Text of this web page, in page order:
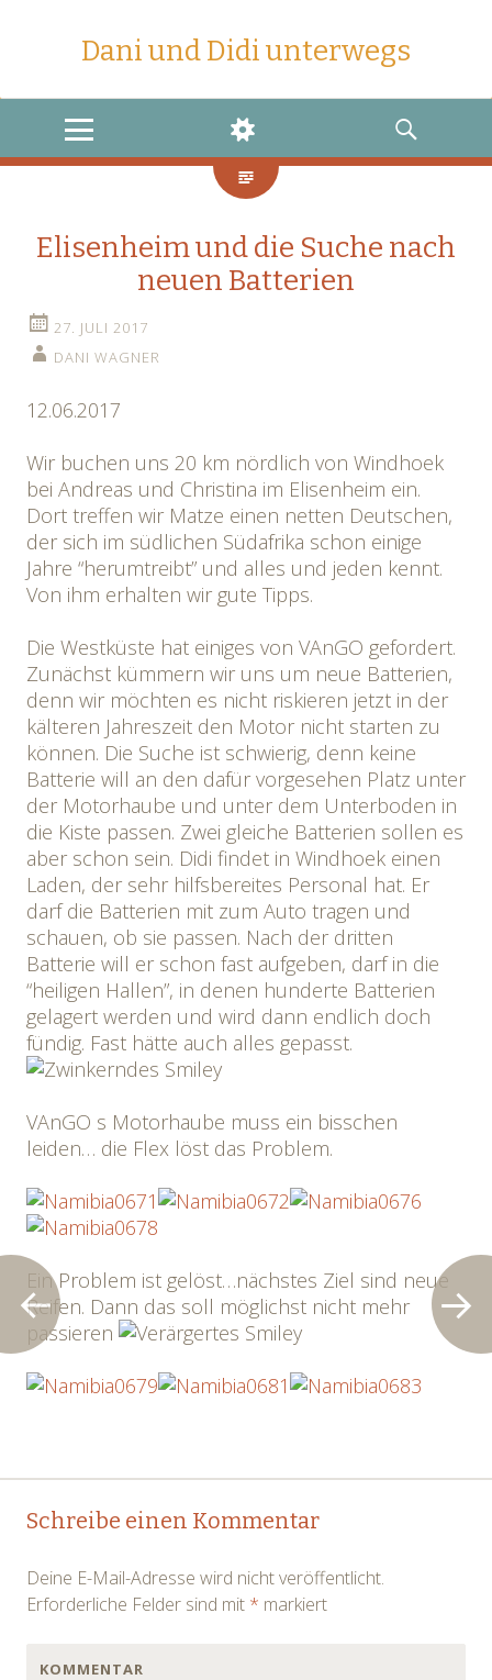
Dani und Didi unterwegs
MENU
WIDGETS
SEARCH
Elisenheim und die Suche nach
neuen Batterien
27. JULI 2017
DANI WAGNER
12.06.2017
Wir buchen uns 20 km nördlich von Windhoek
bei Andreas und Christina im Elisenheim ein.
Dort treffen wir Matze einen netten Deutschen,
der sich im südlichen Südafrika schon einige
Jahre “herumtreibt” und alles und jeden kennt.
Von ihm erhalten wir gute Tipps.
Die Westküste hat einiges von VAnGO gefordert.
Zunächst kümmern wir uns um neue Batterien,
denn wir möchten es nicht riskieren jetzt in der
kälteren Jahreszeit den Motor nicht starten zu
können. Die Suche ist schwierig, denn keine
Batterie will an den dafür vorgesehen Platz unter
der Motorhaube und unter dem Unterboden in
die Kiste passen. Zwei gleiche Batterien sollen es
aber schon sein. Didi findet in Windhoek einen
Laden, der sehr hilfsbereites Personal hat. Er
darf die Batterien mit zum Auto tragen und
schauen, ob sie passen. Nach der dritten
Batterie will er schon fast aufgeben, darf in die
“heiligen Hallen”, in denen hunderte Batterien
gelagert werden und wird dann endlich doch
fündig. Fast hätte auch alles gepasst.
VAnGO s Motorhaube muss ein bisschen
leiden… die Flex löst das Problem.
Ein Problem ist gelöst…nächstes Ziel sind neue
Reifen. Dann das soll möglichst nicht mehr
passieren
Post
Schreibe einen Kommentar
Deine E-Mail-Adresse wird nicht veröffentlicht.
Erforderliche Felder sind mit * markiert
KOMMENTAR